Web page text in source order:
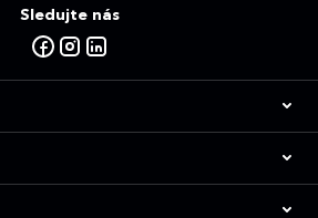
Sledujte nás